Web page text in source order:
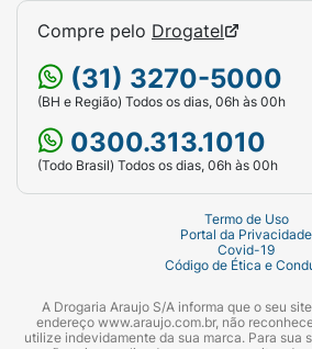
Compre pelo Drogatel
(31) 3270-5000
(BH e Região) Todos os dias, 06h às 00h
0300.313.1010
(Todo Brasil) Todos os dias, 06h às 00h
Termo de Uso
Portal da Privacidade
Covid-19
Código de Ética e
A Drogaria Araujo S/A informa que o seu
endereço www.araujo.com.br, não
utilize indevidamente da sua marca. Para sua